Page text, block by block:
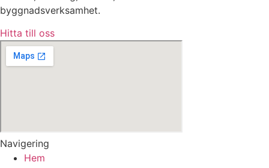
byggnadsverksamhet.
Hitta till oss
Navigering
Hem